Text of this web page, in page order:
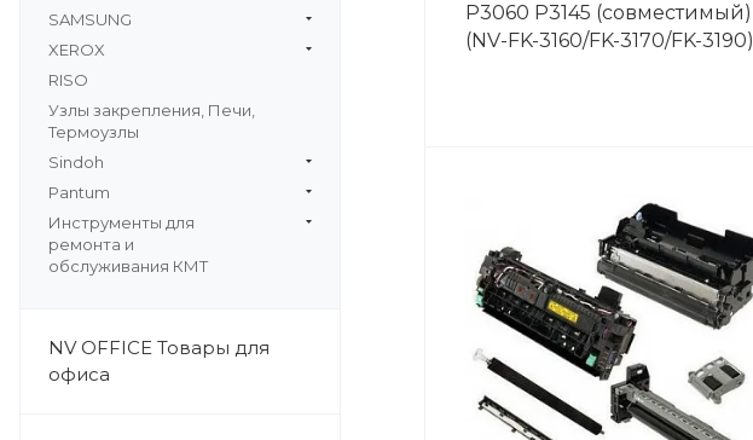
SAMSUNG
XEROX
RISO
Узлы закрепления, Печи,
Термоузлы
Sindoh
Pantum
Инструменты для
ремонта и
обслуживания КМТ
NV OFFICE Товары для
офиса
P3060 P3145 (совместимый)
(NV-FK-3160/FK-3170/FK-3190)